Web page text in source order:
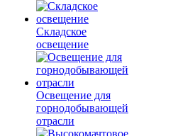
Складское
освещение
Освещение для
горнодобывающей
отрасли